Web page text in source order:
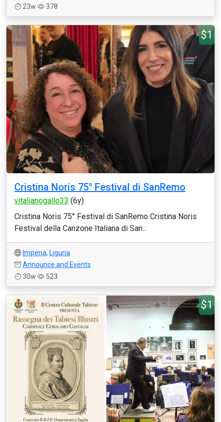
23w
378
$1
Cristina Noris 75° Festival di SanRemo
vitalianogallo33 (6y)
Cristina Noris 75° Festival di SanRemo Cristina Noris
Festival della Canzone Italiana di San...
Imperia, Liguria
Announce and Events
30w
523
$1